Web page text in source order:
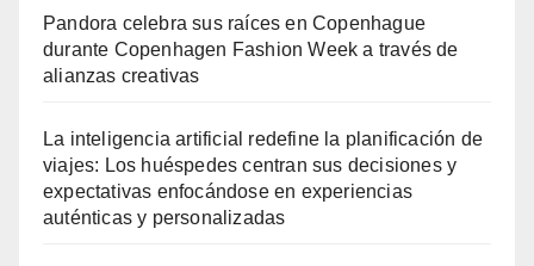
Pandora celebra sus raíces en Copenhague
durante Copenhagen Fashion Week a través de
alianzas creativas
La inteligencia artificial redefine la planificación de
viajes: Los huéspedes centran sus decisiones y
expectativas enfocándose en experiencias
auténticas y personalizadas